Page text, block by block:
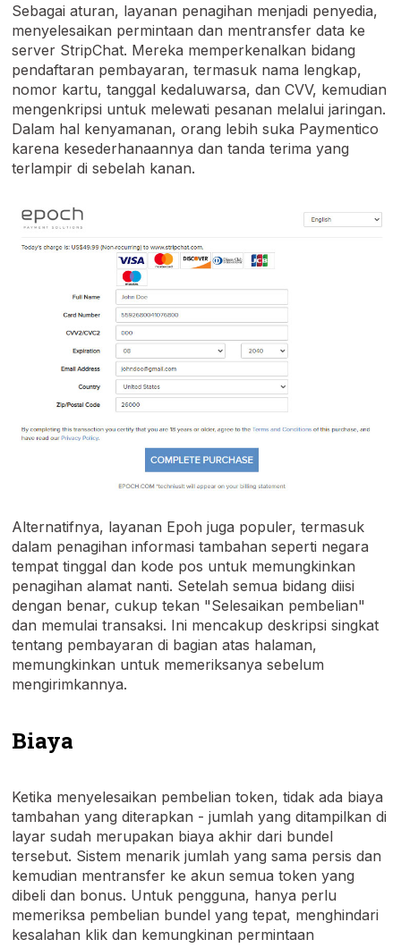
Sebagai aturan, layanan penagihan menjadi penyedia,
menyelesaikan permintaan dan mentransfer data ke
server StripChat. Mereka memperkenalkan bidang
pendaftaran pembayaran, termasuk nama lengkap,
nomor kartu, tanggal kedaluwarsa, dan CVV, kemudian
mengenkripsi untuk melewati pesanan melalui jaringan.
Dalam hal kenyamanan, orang lebih suka Paymentico
karena kesederhanaannya dan tanda terima yang
terlampir di sebelah kanan.
Alternatifnya, layanan Epoh juga populer, termasuk
dalam penagihan informasi tambahan seperti negara
tempat tinggal dan kode pos untuk memungkinkan
penagihan alamat nanti. Setelah semua bidang diisi
dengan benar, cukup tekan "Selesaikan pembelian"
dan memulai transaksi. Ini mencakup deskripsi singkat
tentang pembayaran di bagian atas halaman,
memungkinkan untuk memeriksanya sebelum
mengirimkannya.
Biaya
Ketika menyelesaikan pembelian token, tidak ada biaya
tambahan yang diterapkan - jumlah yang ditampilkan di
layar sudah merupakan biaya akhir dari bundel
tersebut. Sistem menarik jumlah yang sama persis dan
kemudian mentransfer ke akun semua token yang
dibeli dan bonus. Untuk pengguna, hanya perlu
memeriksa pembelian bundel yang tepat, menghindari
kesalahan klik dan kemungkinan permintaan